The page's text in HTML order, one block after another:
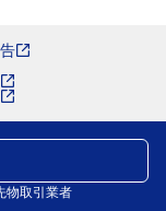
物取引業者